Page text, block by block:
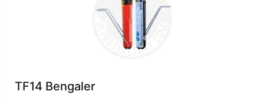
TF14 Bengaler